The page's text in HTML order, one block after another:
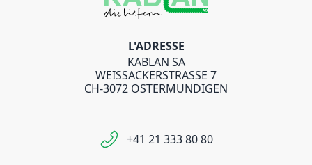
L'ADRESSE
KABLAN SA
WEISSACKERSTRASSE 7
CH-3072 OSTERMUNDIGEN
+41 21 333 80 80